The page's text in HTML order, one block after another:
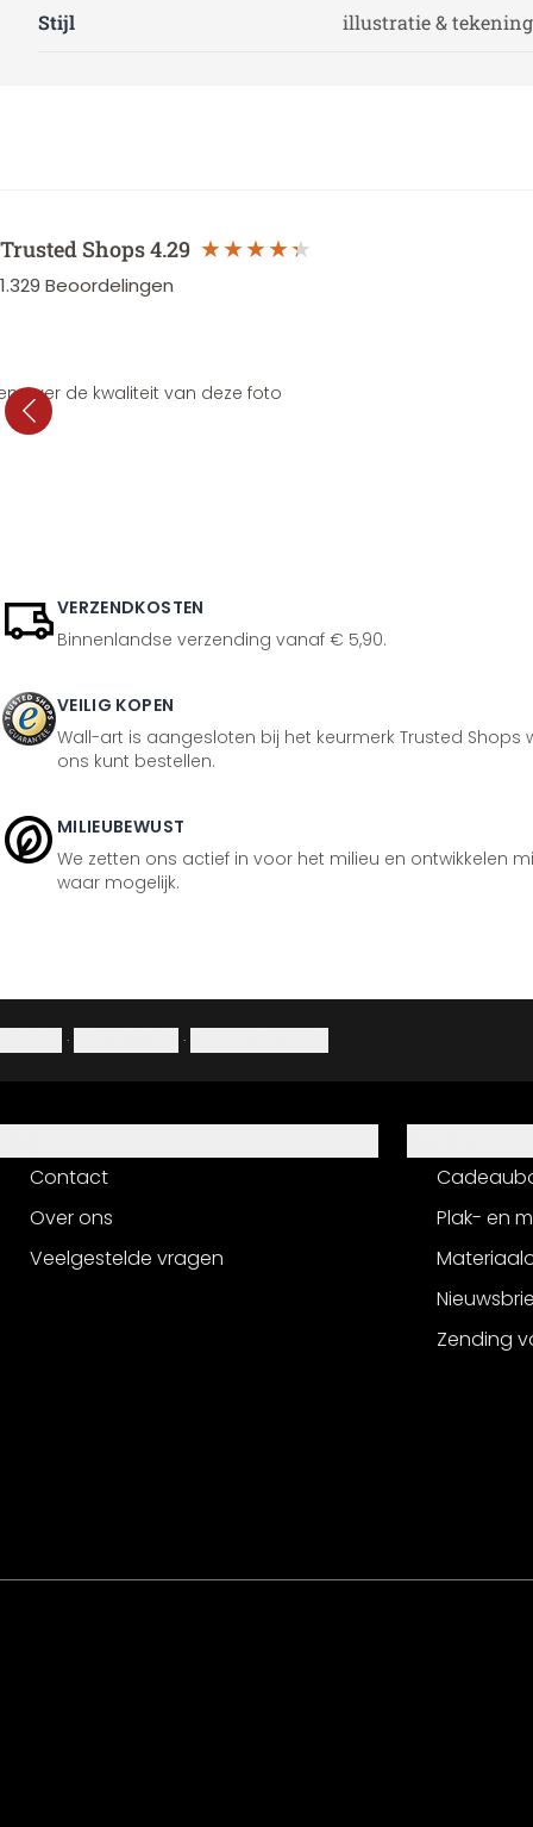
Stijl illustratie & tekening
Trusted Shops4.29
1.329 Beoordelingen
over de kwaliteit van deze foto
VERZENDKOSTEN
Binnenlandse verzending vanaf € 5,90.
VEILIG KOPEN
Wall-art is aangesloten bij het keurmerk Trusted Shops
ons kunt bestellen.
MILIEUBEWUST
We zetten ons actief in voor het milieu en ontwikkelen
waar mogelijk.
· ·
Contact
Over ons
Veelgestelde vragen
Plak- en
Zending